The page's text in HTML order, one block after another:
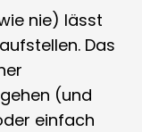
nie) lässt
Das
(und
einfach